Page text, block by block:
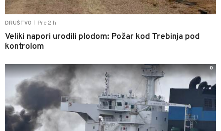
DRUŠTVO Pre 2 h
Veliki napori urodili plodom: Požar kod Trebinja pod
kontrolom
0